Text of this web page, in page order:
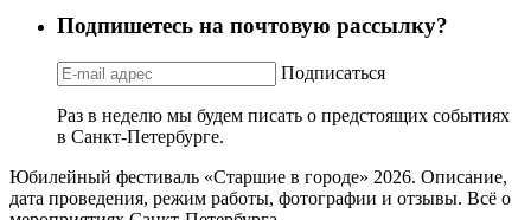
Подпишетесь на почтовую рассылку?
Подписаться
Раз в неделю мы будем писать о предстоящих событиях
в Санкт-Петербурге.
Юбилейный фестиваль «Старшие в городе» 2026. Описание,
дата проведения, режим работы, фотографии и отзывы. Всё о